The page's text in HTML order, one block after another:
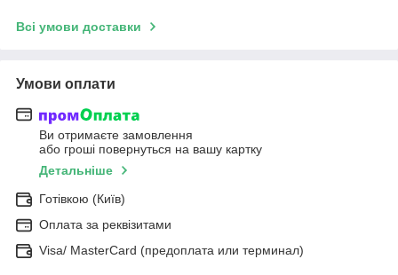
Всі умови доставки
Умови оплати
Ви отримаєте замовлення
або гроші повернуться на вашу картку
Детальніше
Готівкою (Київ)
Оплата за реквізитами
Visa/ MasterCard (предоплата или терминал)